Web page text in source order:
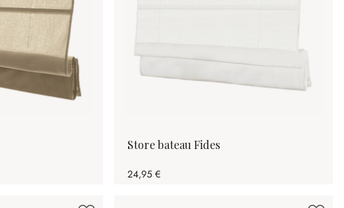
Store bateau Fides
24,95 €